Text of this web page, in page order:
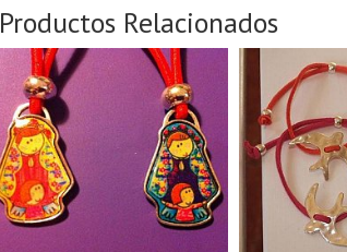
Productos Relacionados